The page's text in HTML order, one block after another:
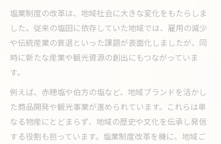
塩業制度の改革は、地域社会に大きな変化をもたらしま
した。従来の塩田に依存していた地域では、雇用の減少
や伝統産業の衰退といった課題が表面化しましたが、同
時に新たな産業や観光資源の創出にもつながっていま
す。
例えば、赤穂塩や伯方の塩など、地域ブランドを活かし
た商品開発や観光事業が進められています。これらは単
なる物産にとどまらず、地域の歴史や文化を伝承し発信
する役割も担っています。塩業制度改革を機に、地域ご